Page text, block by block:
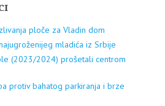
ploče za Vladin dom
mladića iz Srbije
(2023/2024) prošetali centrom
protiv bahatog parkiranja i brze